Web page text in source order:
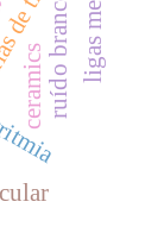
tio2ruído branco
ceramics